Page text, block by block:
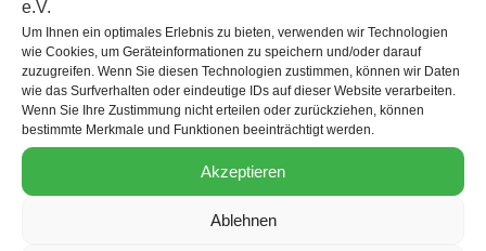
Um Ihnen ein optimales Erlebnis zu bieten, verwenden wir Technologien
wie Cookies, um Geräteinformationen zu speichern und/oder darauf
zuzugreifen. Wenn Sie diesen Technologien zustimmen, können wir Daten
wie das Surfverhalten oder eindeutige IDs auf dieser Website verarbeiten.
Wenn Sie Ihre Zustimmung nicht erteilen oder zurückziehen, können
bestimmte Merkmale und Funktionen beeinträchtigt werden.
Akzeptieren
Ablehnen
Jahren bereist er diesen Sub-Kontinent, insbesondere
Ekuador. Mit einem Lichtbildervortrag vermittelt er Ihnen
seine Eindrücke und Erfahrungen über das „Land am
Äquator“ und beantwortet gern alle Ihre Fragen.
Foto: Günter Holter www.holters-suedamerika.de